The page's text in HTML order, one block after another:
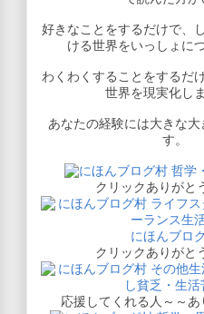
好きなことをするだけで、
ける世界をいっしょに
わくわくすることをするだ
世界を現実化し
あなたの経験には大きな大
す。
クリックありがと
にほんブロ
クリックありがと
応援してくれる人～～あ